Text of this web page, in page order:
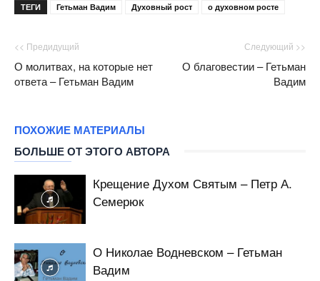
ТЕГИ Гетьман Вадим Духовный рост о духовном росте
<< Предидущий
О молитвах, на которые нет
ответа – Гетьман Вадим
Следующий >>
О благовестии – Гетьман
Вадим
ПОХОЖИЕ МАТЕРИАЛЫ
БОЛЬШЕ ОТ ЭТОГО АВТОРА
Крещение Духом Святым – Петр А.
Семерюк
О Николае Водневском – Гетьман
Вадим